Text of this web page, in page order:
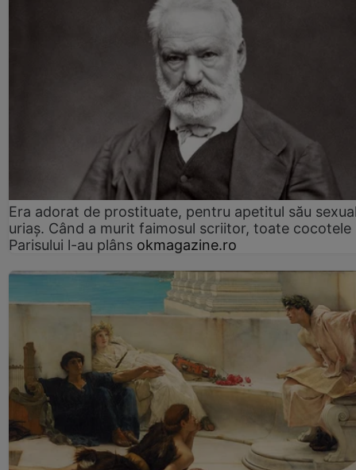
Era adorat de prostituate, pentru apetitul său
uriaș. Când a murit faimosul scriitor, toate cocotele
Parisului l-au plâns okmagazine.ro